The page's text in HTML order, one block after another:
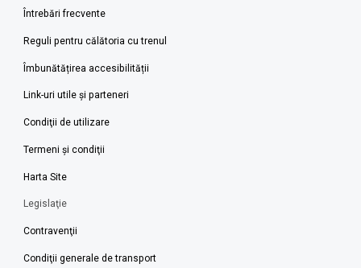
Întrebări frecvente
Reguli pentru călătoria cu trenul
Îmbunătățirea accesibilității
Link-uri utile şi parteneri
Condiţii de utilizare
Termeni şi condiţii
Harta Site
Legislaţie
Contravenţii
Condiţii generale de transport